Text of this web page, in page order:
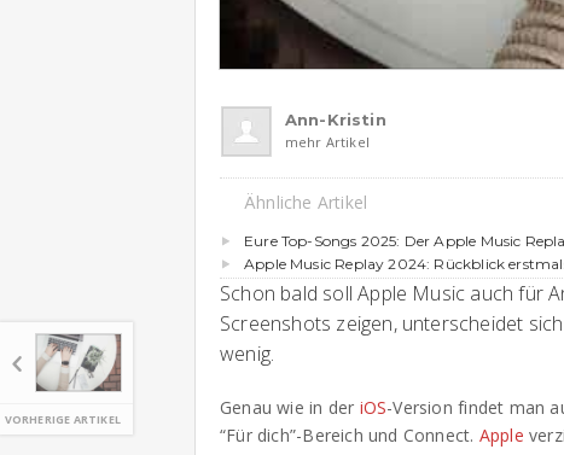
VORHERIGE ARTIKEL
Ann-Kristin
mehr Artikel
Ähnliche Artikel
Eure Top-Songs 2025: Der Apple Music
Apple Music Replay 2024: Rückblick
Schon bald soll Apple Music auch für
Screenshots zeigen, unterscheidet
wenig.
Genau wie in der iOS-Version findet man
“Für dich”-Bereich und Connect. Apple